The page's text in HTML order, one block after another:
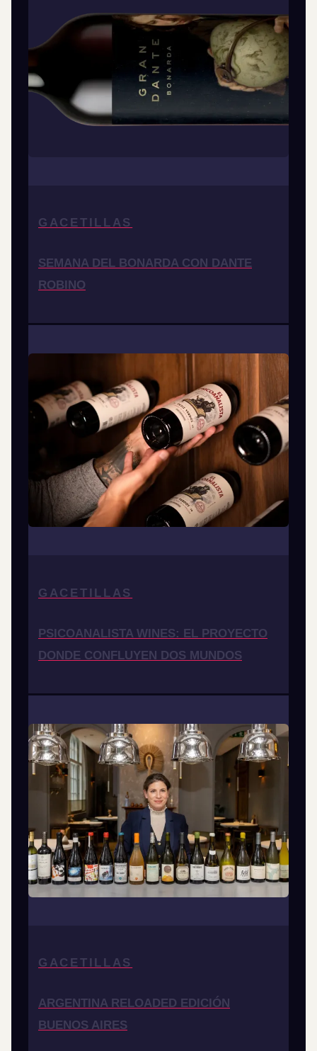
GACETILLAS
SEMANA DEL BONARDA CON DANTE
ROBINO
GACETILLAS
PSICOANALISTA WINES: EL PROYECTO
DONDE CONFLUYEN DOS MUNDOS
GACETILLAS
ARGENTINA RELOADED EDICIÓN
BUENOS AIRES